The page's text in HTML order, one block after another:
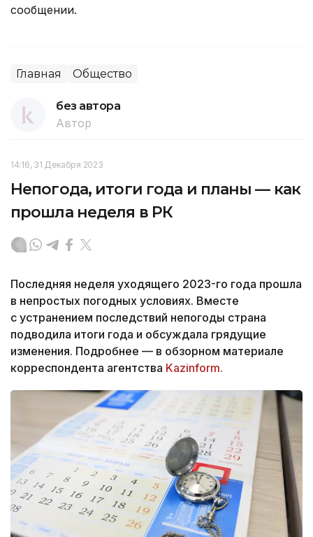
сообщении.
Главная Общество
без автора
Автор
14:16, 31 Декабря 2023
Непогода, итоги года и планы — как
прошла неделя в РК
Последняя неделя уходящего 2023-го года прошла
в непростых погодных условиях. Вместе
с устранением последствий непогоды страна
подводила итоги года и обсуждала грядущие
изменения. Подробнее — в обзорном материале
корреспондента агентства Kazinform.